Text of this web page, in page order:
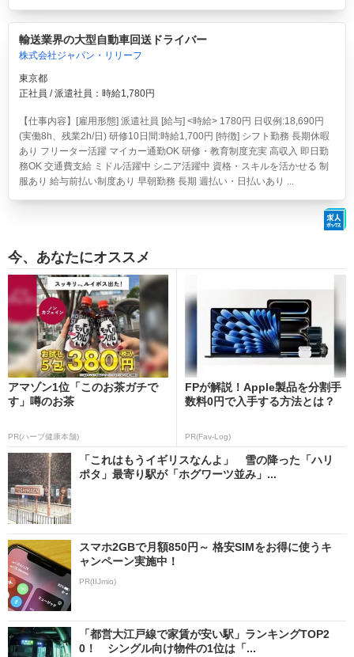
輸送業界の大型自動車回送ドライバー
株式会社ジャパン・リリーフ
東京都
正社員 / 派遣社員：時給1,780円
【仕事内容】[雇用形態] 派遣社員 [給与] <時給> 1780円 日収例:18,690円
(実働8h、残業2h/日) 研修10日間:時給1,700円 [特徴] シフト勤務 長期休暇
あり フリーター活躍 マイカー通勤OK 研修・教育制度充実 高収入 即日勤
務OK 交通費支給 ミドル活躍中 シニア活躍中 資格・スキルを活かせる 制
服あり 給与前払い制度あり 早朝勤務 長期 週払い・日払いあり ...
今、あなたにオススメ
アマゾン1位「このお茶ガチで
す」噂のお茶
PR(ハーブ健康本舗)
FPが解説！Apple製品を分割手
数料0円で入手する方法とは？
PR(Fav-Log)
「これはもうイギリスなんよ」 雪の降った「ハリ
ポタ」最寄り駅が「ホグワーツ並み」...
スマホ2GBで月額850円～ 格安SIMをお得に使うキ
ャンペーン実施中！
PR(IIJmio)
「都営大江戸線で家賃が安い駅」ランキングTOP2
0！ シングル向け物件の1位は「...